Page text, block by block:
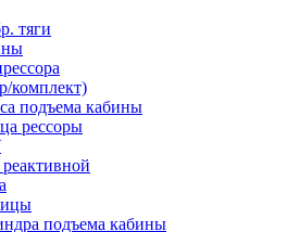
тяги
комплект)
подъема кабины
рессоры
подъема кабины